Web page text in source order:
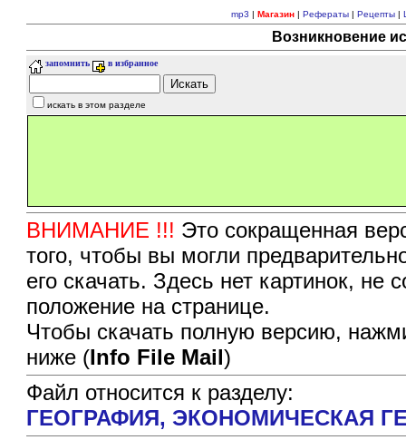
mp3 | Магазин| Рефераты| Рецепты|
Возникновение
запомнить в избранное
искать в этом разделе
ВНИМАНИЕ !!! Это сокращенная
того, чтобы вы могли
его скачать. Здесь нет картинок,
положение на странице.
Чтобы скачать полную версию,
ниже (Info File Mail)
Файл относится к разделу:
ГЕОГРАФИЯ, ЭКОHОМИЧЕСКАЯ